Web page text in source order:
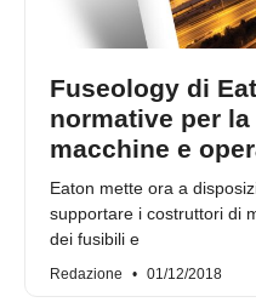
Fuseology di
normative per
macchine e
Eaton mette ora a
supportare i costruttori di
dei fusibili e
Redazione 01/12/2018